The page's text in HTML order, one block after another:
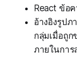
React ข้อ
อ้างอิงรูป
กลุ่มเมื่อถู
ภายในกา